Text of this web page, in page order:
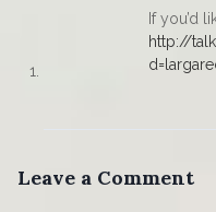
If you’d
http://
Leave a Comment